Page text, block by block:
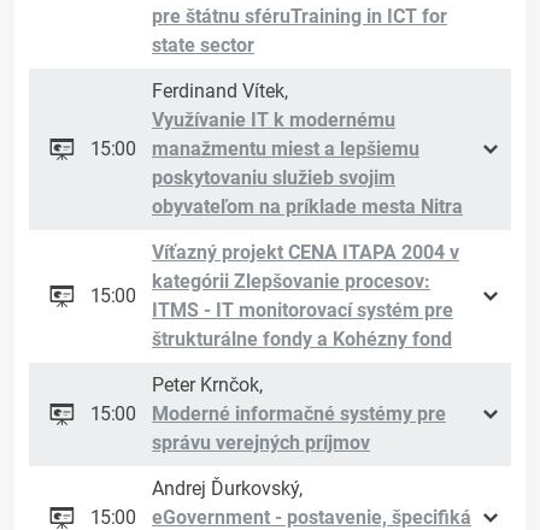
pre štátnu sféruTraining in ICT for
state sector
15:00
Ferdinand Vítek,
Využívanie IT k modernému
manažmentu miest a lepšiemu
poskytovaniu služieb svojim
obyvateľom na príklade mesta Nitra
15:00
Víťazný projekt CENA ITAPA 2004 v
kategórii Zlepšovanie procesov:
ITMS - IT monitorovací systém pre
štrukturálne fondy a Kohézny fond
15:00
Peter Krnčok,
Moderné informačné systémy pre
správu verejných príjmov
15:00
Andrej Ďurkovský,
eGovernment - postavenie, špecifiká